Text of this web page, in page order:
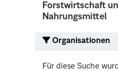
Forstwirtschaft
Nahrungsmittel
Organisationen
Für diese Suche